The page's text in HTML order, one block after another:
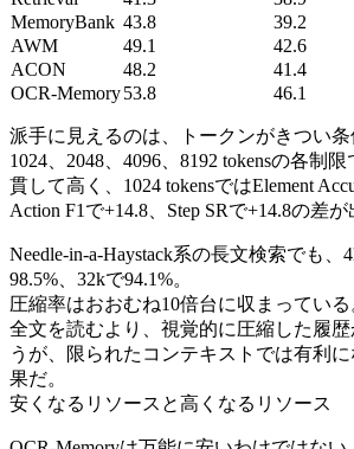
MemoryBank 43.8 39.2
AWM
49.1 42.6
ACON
48.2 41.4
OCR-Memory53.8 46.1
派手に見えるのは、トークンがきつい条
1024、2048、4096、8192 tokensの各制
貫して高く、1024 tokensではElement
Action F1で+14.8、Step SRで+14.8の差が
Needle-in-a-Haystack系の長文検索でも、
98.5%、32kで94.1%。
圧縮率はおおむね10倍台に収まっている
全文を読むより、視覚的に圧縮した履
うが、限られたコンテキストでは有利
果だ。
安くなるリソースと高くなるリソース